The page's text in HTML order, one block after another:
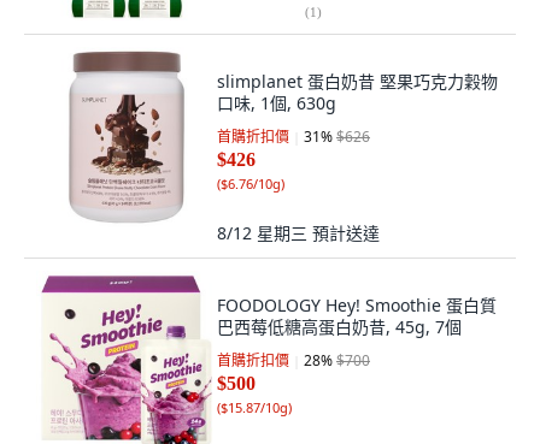
(1)
slimplanet 蛋白奶昔 堅果巧克力穀物
口味, 1個, 630g
首購折扣價 31%$626
$426
($6.76/10g)
8/12 星期三 預計送達
FOODOLOGY Hey! Smoothie 蛋白質
巴西莓低糖高蛋白奶昔, 45g, 7個
首購折扣價 28%$700
$500
($15.87/10g)